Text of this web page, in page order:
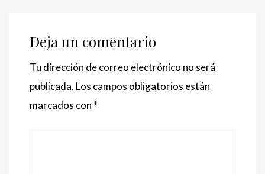
Deja un comentario
Tu dirección de correo electrónico no será
publicada. Los campos obligatorios están
marcados con *